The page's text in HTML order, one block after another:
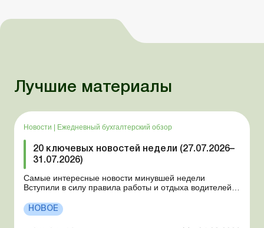
Лучшие материалы
Новости Ежедневный бухгалтерский обзор
20 ключевых новостей недели (27.07.2026–
31.07.2026)
Самые интересные новости минувшей недели
Вступили в силу правила работы и отдыха водителей
положении Для сельхозпредприятий и ФЛП введены
новые разовые статистические формы Со 2 августа
изменяется порядок зачисления отдельных периодов
НОВОЕ